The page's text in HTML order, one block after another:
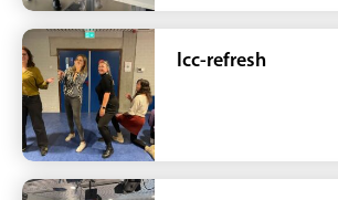
Icc-refresh